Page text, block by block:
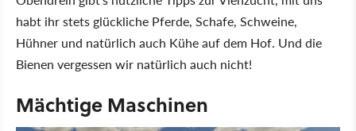
habt ihr stets glückliche Pferde, Schafe, Schweine,
Hühner und natürlich auch Kühe auf dem Hof. Und die
Bienen vergessen wir natürlich auch nicht!
Mächtige Maschinen